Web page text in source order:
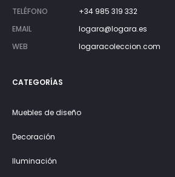
TELÉFONO
+34 985 319 332
EMAIL
logara@logara.es
WEB
logaracoleccion.com
CATEGORÍAS
Muebles de diseño
Decoración
Iluminación